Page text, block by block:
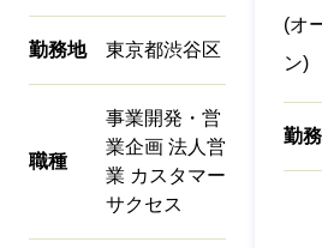
勤務地 東京都渋谷区
職種
事業開発・営
業企画 法人営
業 カスタマー
サクセス
(オ
ン)
勤